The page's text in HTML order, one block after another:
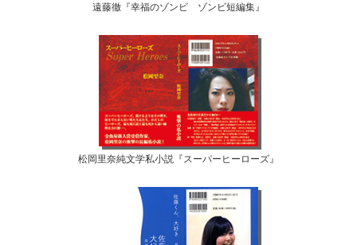
遠藤徹『幸福のゾンビ ゾンビ短編集』
松岡里奈純文学私小説『スーパーヒーローズ』